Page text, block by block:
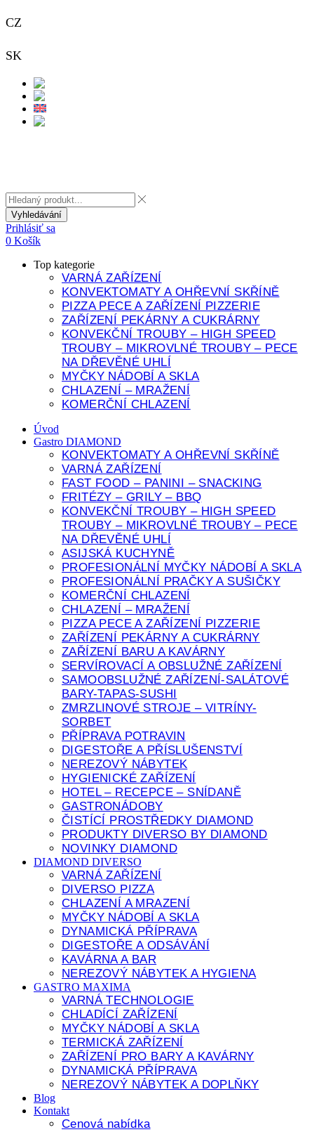
CZ
SK
Vyhledávání
Prihlásiť sa
0 Košík
Top kategorie
VARNÁ ZAŘÍZENÍ
KONVEKTOMATY A OHŘEVNÍ SKŘÍNĚ
PIZZA PECE A ZAŘÍZENÍ PIZZERIE
ZAŘÍZENÍ PEKÁRNY A CUKRÁRNY
KONVEKČNÍ TROUBY – HIGH SPEED
TROUBY – MIKROVLNÉ TROUBY – PECE
NA DŘEVĚNÉ UHLÍ
MYČKY NÁDOBÍ A SKLA
CHLAZENÍ – MRAŽENÍ
KOMERČNÍ CHLAZENÍ
Úvod
Gastro DIAMOND
KONVEKTOMATY A OHŘEVNÍ SKŘÍNĚ
VARNÁ ZAŘÍZENÍ
FAST FOOD – PANINI – SNACKING
FRITÉZY – GRILY – BBQ
KONVEKČNÍ TROUBY – HIGH SPEED
TROUBY – MIKROVLNÉ TROUBY – PECE
NA DŘEVĚNÉ UHLÍ
ASIJSKÁ KUCHYNĚ
PROFESIONÁLNÍ MYČKY NÁDOBÍ A SKLA
PROFESIONÁLNÍ PRAČKY A SUŠIČKY
KOMERČNÍ CHLAZENÍ
CHLAZENÍ – MRAŽENÍ
PIZZA PECE A ZAŘÍZENÍ PIZZERIE
ZAŘÍZENÍ PEKÁRNY A CUKRÁRNY
ZAŘÍZENÍ BARU A KAVÁRNY
SERVÍROVACÍ A OBSLUŽNÉ ZAŘÍZENÍ
SAMOOBSLUŽNÉ ZAŘÍZENÍ-SALÁTOVÉ
BARY-TAPAS-SUSHI
ZMRZLINOVÉ STROJE – VITRÍNY-
SORBET
PŘÍPRAVA POTRAVIN
DIGESTOŘE A PŘÍSLUŠENSTVÍ
NEREZOVÝ NÁBYTEK
HYGIENICKÉ ZAŘÍZENÍ
HOTEL – RECEPCE – SNÍDANĚ
GASTRONÁDOBY
ČISTÍCÍ PROSTŘEDKY DIAMOND
PRODUKTY DIVERSO BY DIAMOND
NOVINKY DIAMOND
DIAMOND DIVERSO
VARNÁ ZAŘÍZENÍ
DIVERSO PIZZA
CHLAZENÍ A MRAZENÍ
MYČKY NÁDOBÍ A SKLA
DYNAMICKÁ PŘÍPRAVA
DIGESTOŘE A ODSÁVÁNÍ
KAVÁRNA A BAR
NEREZOVÝ NÁBYTEK A HYGIENA
GASTRO MAXIMA
VARNÁ TECHNOLOGIE
CHLADÍCÍ ZAŘÍZENÍ
MYČKY NÁDOBÍ A SKLA
TERMICKÁ ZAŘÍZENÍ
ZAŘÍZENÍ PRO BARY A KAVÁRNY
DYNAMICKÁ PŘÍPRAVA
NEREZOVÝ NÁBYTEK A DOPLŇKY
Blog
Kontakt
Cenová nabídka